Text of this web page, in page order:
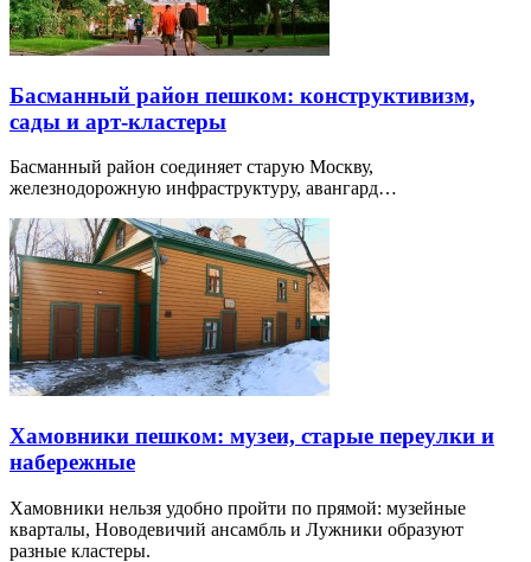
Басманный район пешком: конструктивизм,
сады и арт-кластеры
Басманный район соединяет старую Москву,
железнодорожную инфраструктуру, авангард…
Хамовники пешком: музеи, старые переулки и
набережные
Хамовники нельзя удобно пройти по прямой: музейные
кварталы, Новодевичий ансамбль и Лужники образуют
разные кластеры.